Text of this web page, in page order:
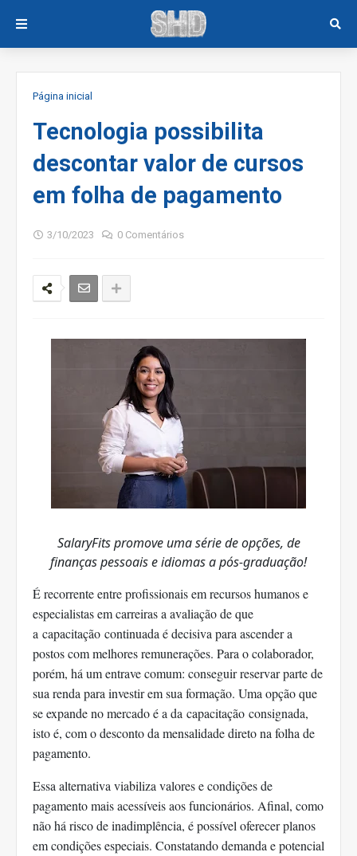
Página inicial
Tecnologia possibilita
descontar valor de cursos
em folha de pagamento
3/10/2023 0 Comentários
SalaryFits promove uma série de opções, de
finanças pessoais e idiomas a pós-graduação!
É recorrente entre profissionais em recursos humanos e
especialistas em carreiras a avaliação de que
a capacitação continuada é decisiva para ascender a
postos com melhores remunerações. Para o colaborador,
porém, há um entrave comum: conseguir reservar parte de
sua renda para investir em sua formação. Uma opção que
se expande no mercado é a da capacitação consignada,
isto é, com o desconto da mensalidade direto na folha de
pagamento.
Essa alternativa viabiliza valores e condições de
pagamento mais acessíveis aos funcionários. Afinal, como
não há risco de inadimplência, é possível oferecer planos
em condições especiais. Constatando demanda e potencial